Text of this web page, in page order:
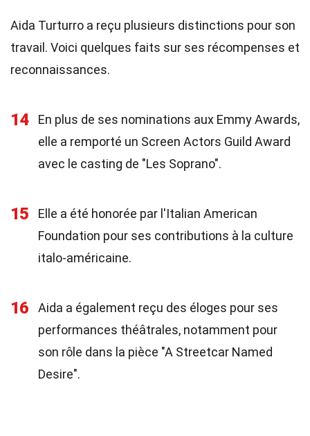
Aida Turturro a reçu plusieurs distinctions pour son
travail. Voici quelques faits sur ses récompenses et
reconnaissances.
14
En plus de ses nominations aux Emmy Awards,
elle a remporté un Screen Actors Guild Award
avec le casting de "Les Soprano".
15
Elle a été honorée par l'Italian American
Foundation pour ses contributions à la culture
italo-américaine.
16
Aida a également reçu des éloges pour ses
performances théâtrales, notamment pour
son rôle dans la pièce "A Streetcar Named
Desire".